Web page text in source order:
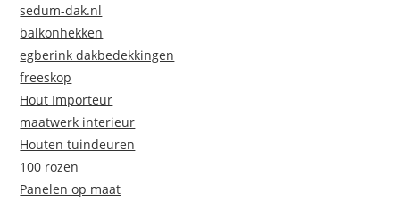
sedum-dak.nl
balkonhekken
egberink dakbedekkingen
freeskop
Hout Importeur
maatwerk interieur
Houten tuindeuren
100 rozen
Panelen op maat